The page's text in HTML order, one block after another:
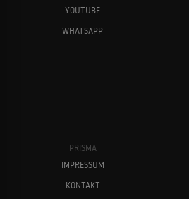
YOUTUBE
WHATSAPP
PRISMA
IMPRESSUM
KONTAKT